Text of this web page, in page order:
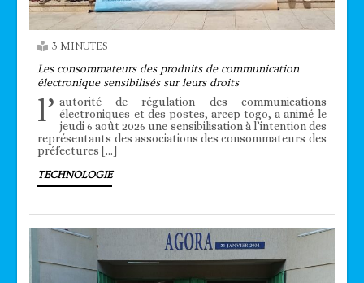
3 MINUTES
Les consommateurs des produits de communication
électronique sensibilisés sur leurs droits
l’ autorité de régulation des communications
électroniques et des postes, arcep togo, a animé le
jeudi 6 août 2026 une sensibilisation à l’intention des
représentants des associations des consommateurs des
préfectures […]
TECHNOLOGIE